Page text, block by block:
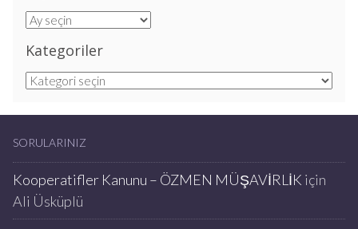
Arşivler
Kategoriler
Kategoriler
SORULARINIZ
Kooperatifler Kanunu – ÖZMEN MÜŞAVİRLİK için
Ali Üsküplü